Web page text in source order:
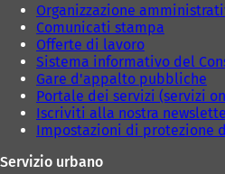
Organizzazione
Comunicati stampa
Offerte di lavoro
Sistema informativo del
Gare d'appalto pubbliche
Portale dei servizi (servizi
Iscriviti alla nostra
Impostazioni di protezione
Servizio urbano